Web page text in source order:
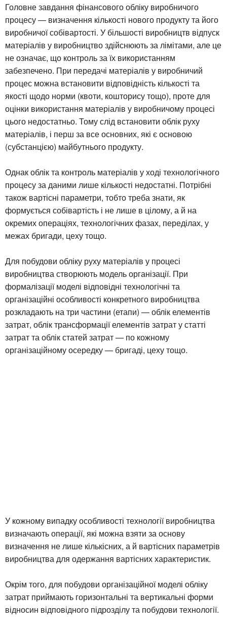
Головне завдання фінансового обліку виробничого
процесу — визначення кількості нового продукту та його
виробничої собівартості. У більшості виробництв відпуск
матеріалів у виробництво здійснюють за лімітами, але це
не означає, що контроль за їх використанням
забезпечено. При передачі матеріалів у виробничий
процес можна встановити відповідність кількості та
якості щодо норми (квоти, кошторису тощо), проте для
оцінки використання матеріалів у виробничому процесі
цього недостатньо. Тому слід встановити облік руху
матеріалів, і перш за все основних, які є основою
(субстанцією) майбутнього продукту.
Однак облік та контроль матеріалів у ході технологічного
процесу за даними лише кількості недостатні. Потрібні
також вартісні параметри, тобто треба знати, як
формується собівартість і не лише в цілому, а й на
окремих операціях, технологічних фазах, переділах, у
межах бригади, цеху тощо.
Для побудови обліку руху матеріалів у процесі
виробництва створюють модель організації. При
формалізації моделі відповідні технологічні та
організаційні особливості конкретного виробництва
розкладають на три частини (етапи) — облік елементів
затрат, облік трансформації елементів затрат у статті
затрат та облік статей затрат — по кожному
організаційному осередку — бригаді, цеху тощо.
У кожному випадку особливості технології виробництва
визначають операції, які можна взяти за основу
визначення не лише кількісних, а й вартісних параметрів
виробництва для одержання вартісних характеристик.
Окрім того, для побудови організаційної моделі обліку
затрат приймають горизонтальні та вертикальні форми
відносин відповідного підрозділу та побудови технології.